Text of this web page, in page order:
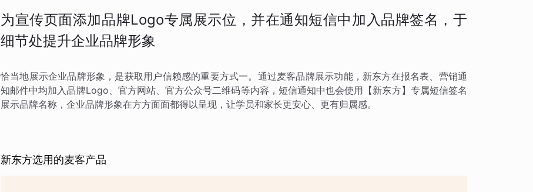
为宣传页面添加品牌Logo专属展示位，并在通知短信中加入品牌签名，于
细节处提升企业品牌形象
恰当地展示企业品牌形象，是获取用户信赖感的重要方式一。通过麦客品牌展示功能，新东方在报名表、营销通
知邮件中均加入品牌Logo、官方网站、官方公众号二维码等内容，短信通知中也会使用【新东方】专属短信签名
展示品牌名称，企业品牌形象在方方面面都得以呈现，让学员和家长更安心、更有归属感。
新东方选用的麦客产品